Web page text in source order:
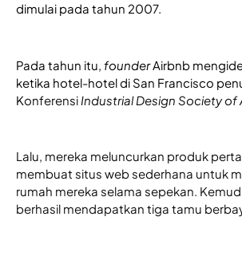
dimulai pada tahun 2007.
Pada tahun itu, founder Airbnb
ketika hotel-hotel di San Francisco
Konferensi Industrial Design Society of
Lalu, mereka meluncurkan produk
membuat situs web sederhana untuk
rumah mereka selama sepekan.
berhasil mendapatkan tiga tamu